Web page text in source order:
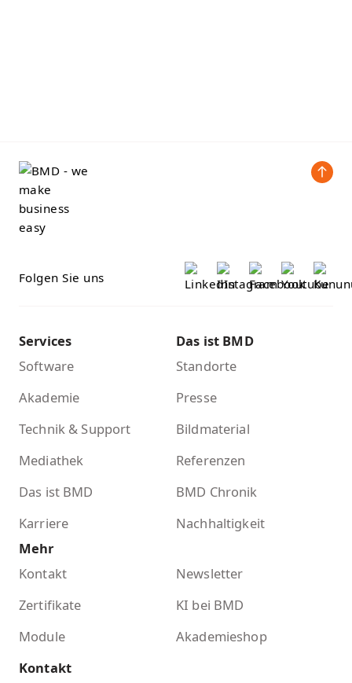
Folgen Sie uns
Services
Software
Akademie
Technik & Support
Mediathek
Das ist BMD
Karriere
Das ist BMD
Standorte
Presse
Bildmaterial
Referenzen
BMD Chronik
Nachhaltigkeit
Mehr
Kontakt
Newsletter
Zertifikate
KI bei BMD
Module
Akademieshop
Kontakt